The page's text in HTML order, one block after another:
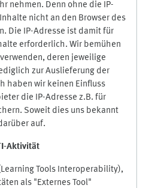
nehmen. Denn ohne die IP-
nicht an den Browser des
Die IP-Adresse ist damit für
erforderlich. Wir bemühen
deren jeweilige
zur Auslieferung der
haben wir keinen Einfluss
die IP-Adresse z.B. für
Soweit dies uns bekannt
auf.
-Aktivität
Tools Interoperability),
als "Externes Tool"